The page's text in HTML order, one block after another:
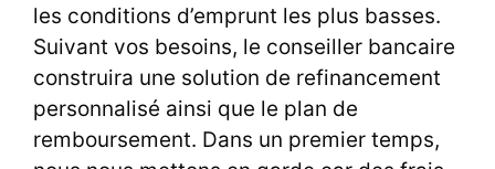
les conditions d’emprunt les plus basses.
Suivant vos besoins, le conseiller bancaire
construira une solution de refinancement
personnalisé ainsi que le plan de
remboursement. Dans un premier temps,